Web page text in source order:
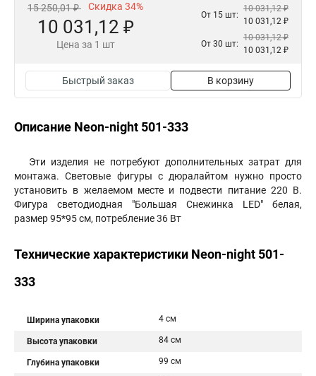
15 250,01 ₽ Скидка 34%
10 031,12 ₽
Цена за 1 шт
От 15 шт:
10 031,12 ₽
10 031,12 ₽
От 30 шт:
10 031,12 ₽
10 031,12 ₽
Быстрый заказ В корзину
Описание Neon-night 501-333
Эти изделия не потребуют дополнительных затрат для
монтажа. Световые фигуры с дюралайтом нужно просто
установить в желаемом месте и подвести питание 220 В.
Фигура светодиодная "Большая Снежинка LED" белая,
размер 95*95 см, потребление 36 Вт
Технические характеристики Neon-night 501-
333
Ширина упаковки 4 см
Высота упаковки 84 см
Глубина упаковки 99 см